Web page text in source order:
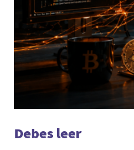
Debes leer